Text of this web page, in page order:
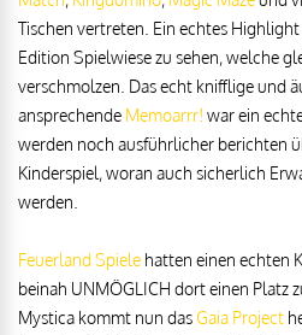
Tischen vertreten. Ein echtes
Edition Spielwiese zu sehen, welche
verschmolzen. Das echt knifflige und
ansprechende Memoarrr! war ein
werden noch ausführlicher berichten
Kinderspiel, woran auch sicherlich
werden.
Feuerland Spiele hatten einen echten
beinah UNMÖGLICH dort einen Platz
Mystica kommt nun dasGaia Project